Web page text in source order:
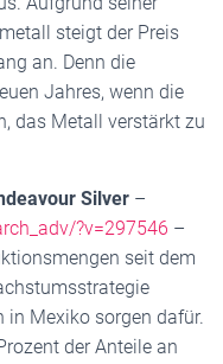
steigt der Preis
an. Denn die
Jahres, wenn die
das Metall verstärkt zu
Silver –
?v=297546 –
seit dem
in Mexiko sorgen dafür.
der Anteile an